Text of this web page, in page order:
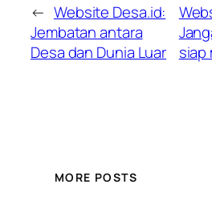
← Website Desa.id:
Jembatan antara
Desa dan Dunia Luar
siap
MORE POSTS